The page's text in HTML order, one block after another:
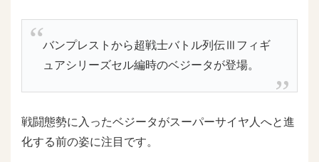
バンプレストから超戦士バトル列伝Ⅲフィギ
ュアシリーズセル編時のベジータが登場。
戦闘態勢に入ったベジータがスーパーサイヤ人へと進
化する前の姿に注目です。